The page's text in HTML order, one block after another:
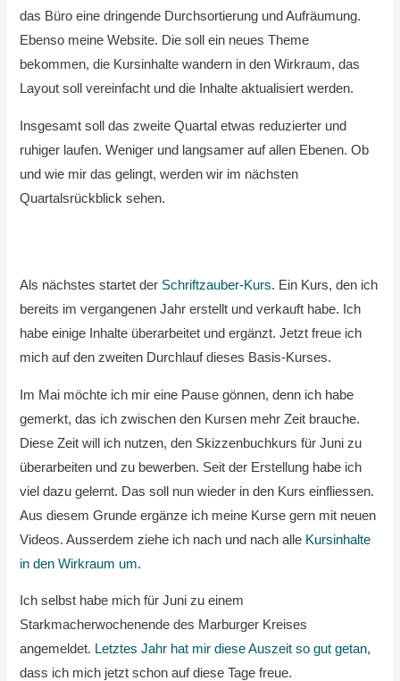
das Büro eine dringende Durchsortierung und Aufräumung.
Ebenso meine Website. Die soll ein neues Theme
bekommen, die Kursinhalte wandern in den Wirkraum, das
Layout soll vereinfacht und die Inhalte aktualisiert werden.
Insgesamt soll das zweite Quartal etwas reduzierter und
ruhiger laufen. Weniger und langsamer auf allen Ebenen. Ob
und wie mir das gelingt, werden wir im nächsten
Quartalsrückblick sehen.
Als nächstes startet der Schriftzauber-Kurs. Ein Kurs, den ich
bereits im vergangenen Jahr erstellt und verkauft habe. Ich
habe einige Inhalte überarbeitet und ergänzt. Jetzt freue ich
mich auf den zweiten Durchlauf dieses Basis-Kurses.
Im Mai möchte ich mir eine Pause gönnen, denn ich habe
gemerkt, das ich zwischen den Kursen mehr Zeit brauche.
Diese Zeit will ich nutzen, den Skizzenbuchkurs für Juni zu
überarbeiten und zu bewerben. Seit der Erstellung habe ich
viel dazu gelernt. Das soll nun wieder in den Kurs einfliessen.
Aus diesem Grunde ergänze ich meine Kurse gern mit neuen
Videos. Ausserdem ziehe ich nach und nach alle Kursinhalte
in den Wirkraum um.
Ich selbst habe mich für Juni zu einem
Starkmacherwochenende des Marburger Kreises
angemeldet. Letztes Jahr hat mir diese Auszeit so gut getan,
dass ich mich jetzt schon auf diese Tage freue.